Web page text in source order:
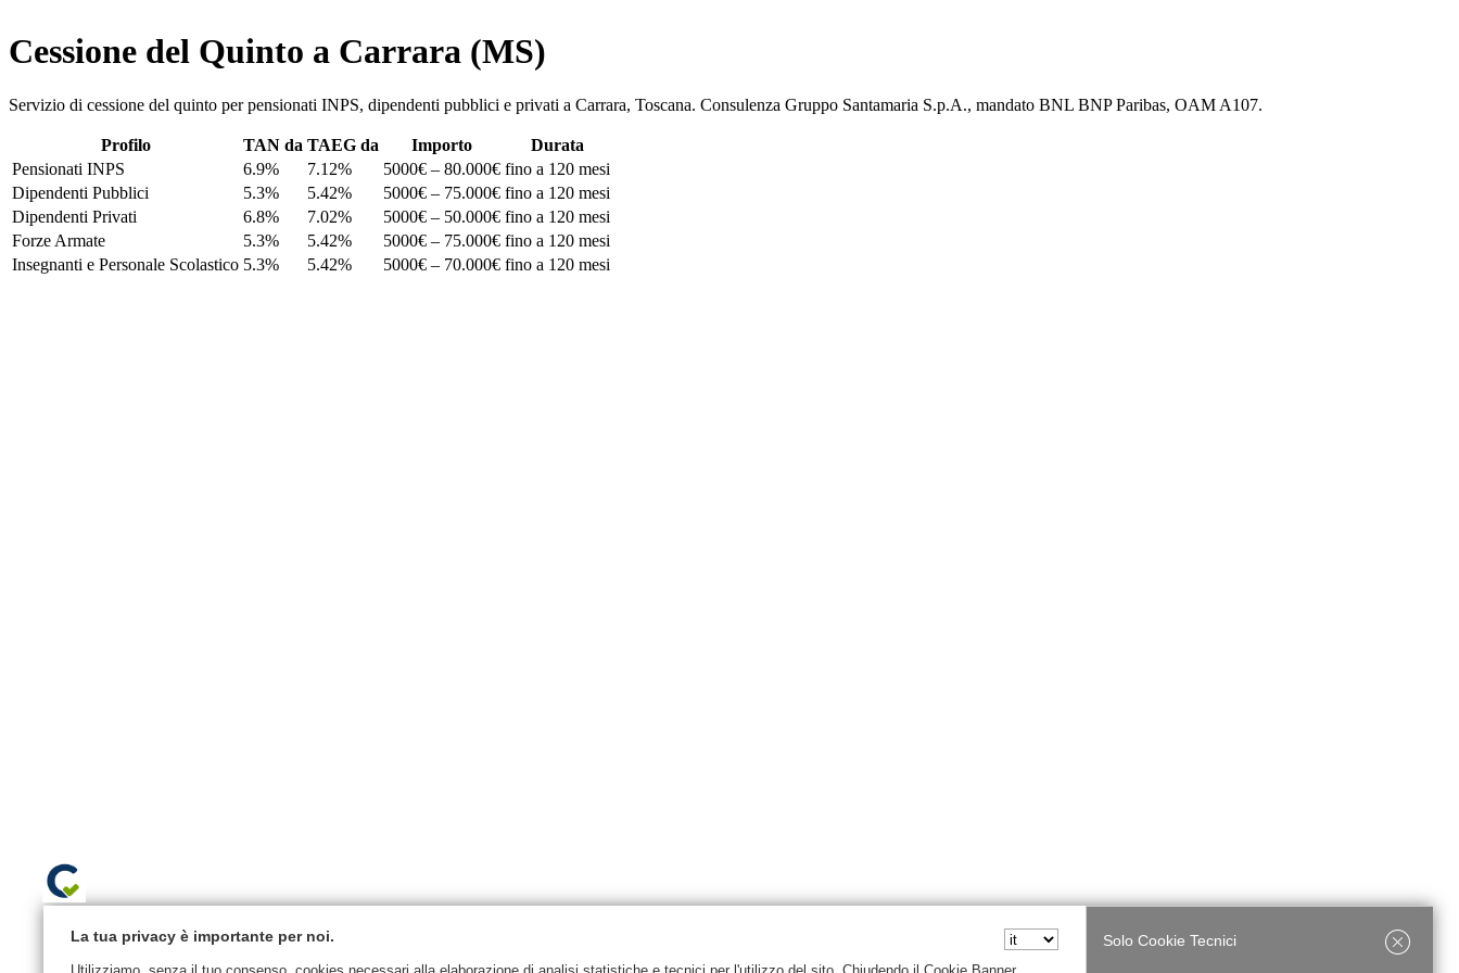
Cessione del Quinto a Carrara (MS)
Servizio di cessione del quinto per pensionati INPS, dipendenti pubblici e privati a Carrara, Toscana. Consulenza Gruppo Santamaria S.p.A., mandato BNL BNP Paribas, OAM A107.
Profilo TAN da TAEG da Importo
Durata
Pensionati INPS
6.9% 7.12% 5000€ – 80.000€ fino a 120 mesi
Dipendenti Pubblici
5.3% 5.42% 5000€ – 75.000€ fino a 120 mesi
Dipendenti Privati
6.8% 7.02% 5000€ – 50.000€ fino a 120 mesi
Forze Armate
5.3% 5.42% 5000€ – 75.000€ fino a 120 mesi
Insegnanti e Personale Scolastico 5.3% 5.42% 5000€ – 70.000€ fino a 120 mesi
La tua privacy è importante per noi. Solo Cookie Tecnici